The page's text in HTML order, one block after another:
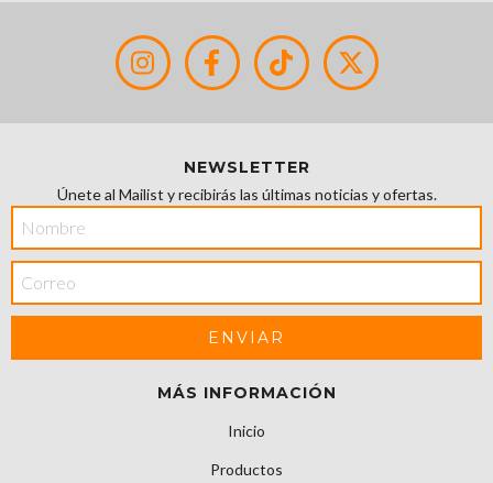
NEWSLETTER
Únete al Mailist y recibirás las últimas noticias y ofertas.
MÁS INFORMACIÓN
Inicio
Productos